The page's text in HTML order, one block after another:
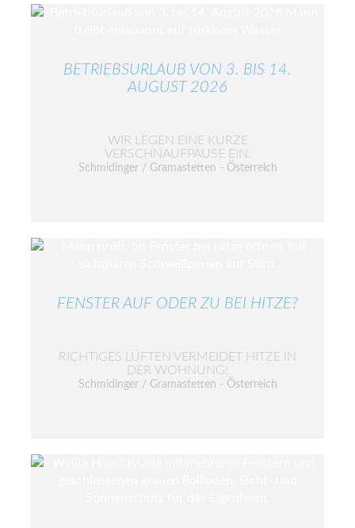
BETRIEBSURLAUB VON 3. BIS 14.
AUGUST 2026
WIR LEGEN EINE KURZE
VERSCHNAUFPAUSE EIN.
Schmidinger / Gramastetten - Österreich
FENSTER AUF ODER ZU BEI HITZE?
RICHTIGES LÜFTEN VERMEIDET HITZE IN
DER WOHNUNG!
Schmidinger / Gramastetten - Österreich